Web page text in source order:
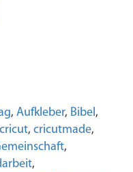
, Aufkleber, Bibel,
cricut, cricutmade,
,
,